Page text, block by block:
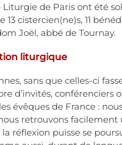
de Paris ont été
cistercien(ne)s, 11
Joël, abbé de Tournay.
liturgique
sans que celles-ci
d’invités, conférenciers
évêques de France :
retrouvons
puisse se